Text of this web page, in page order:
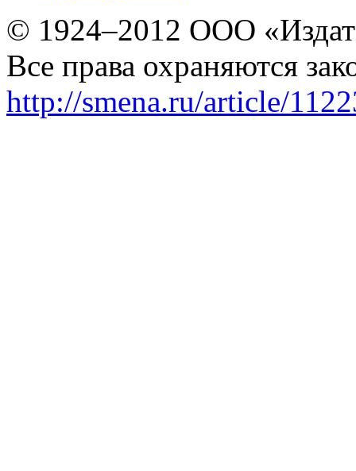
© 1924–2012 ООО
Все права охраняются
http://smena.ru/article/